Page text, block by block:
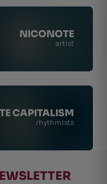
NICONOTE
artist
CAPITALISM
rhythmists